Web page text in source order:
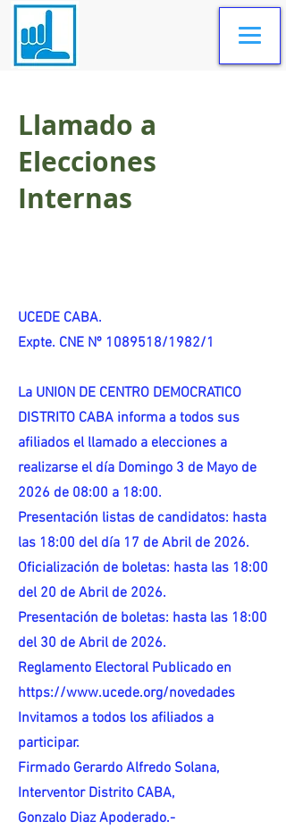
Llamado a
Elecciones
Internas
UCEDE CABA.
Expte. CNE Nº 1089518/1982/1
La UNION DE CENTRO DEMOCRATICO
DISTRITO CABA informa a todos sus
afiliados el llamado a elecciones a
realizarse el día Domingo 3 de Mayo de
2026 de 08:00 a 18:00.
Presentación listas de candidatos: hasta
las 18:00 del día 17 de Abril de 2026.
Oficialización de boletas: hasta las 18:00
del 20 de Abril de 2026.
Presentación de boletas: hasta las 18:00
del 30 de Abril de 2026.
Reglamento Electoral Publicado en
https://www.ucede.org/novedades
Invitamos a todos los afiliados a
participar.
Firmado Gerardo Alfredo Solana,
Interventor Distrito CABA,
Gonzalo Diaz Apoderado.-